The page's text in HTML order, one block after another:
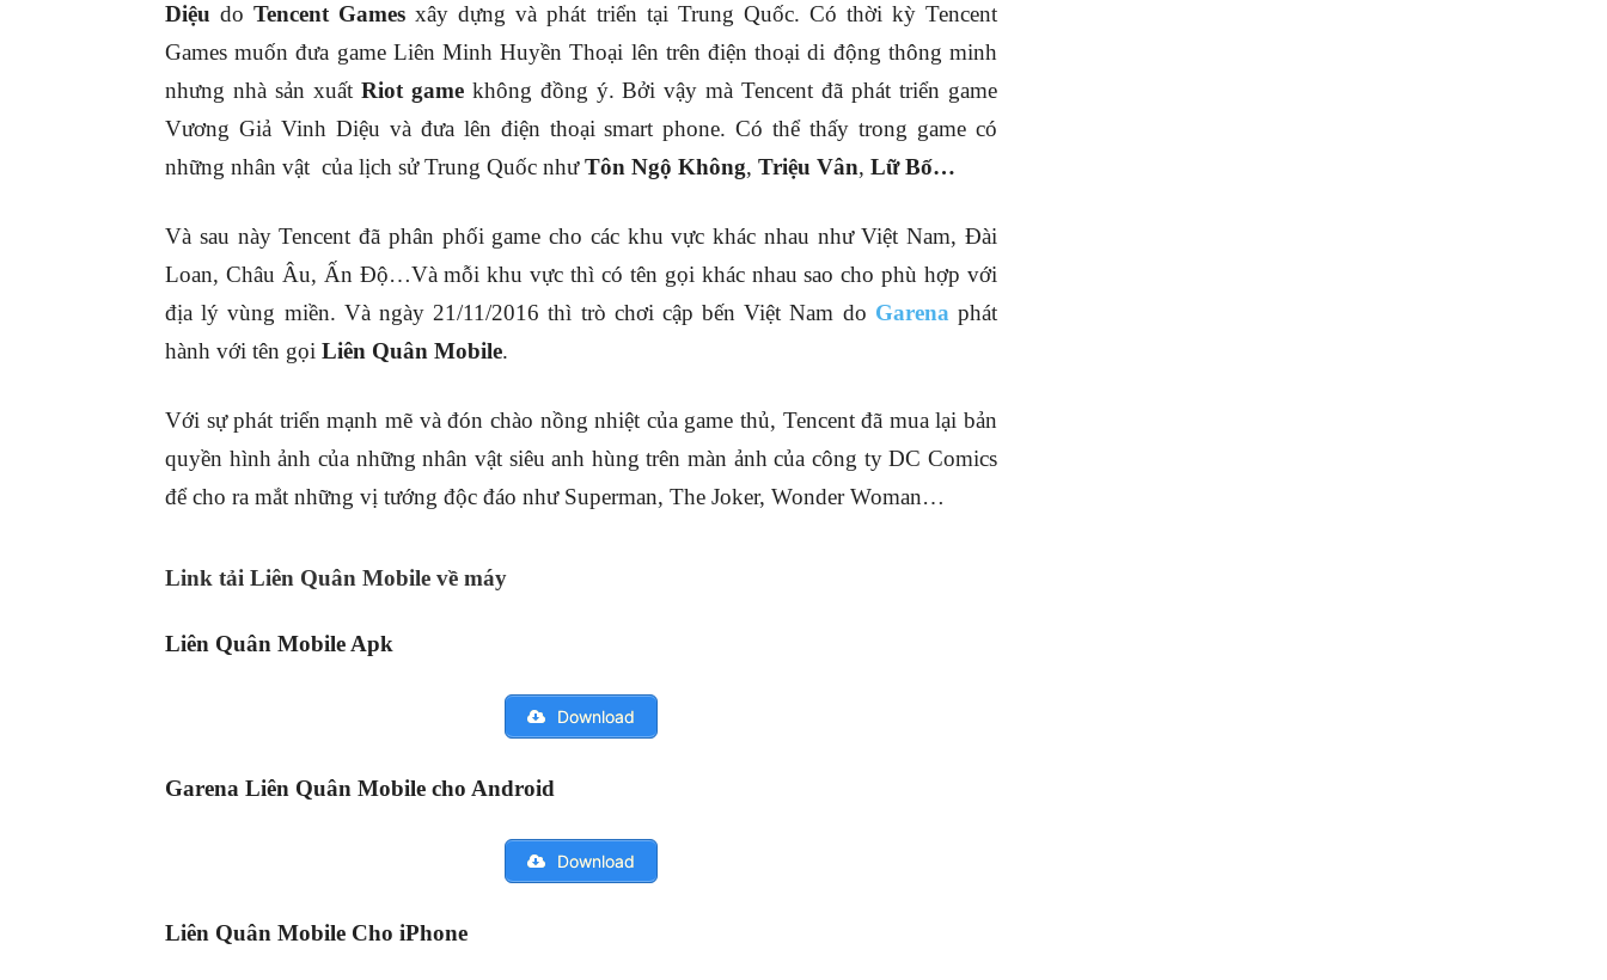
Diệu doTencent Games xây dựng và phát triển tại Trung Quốc. Có thời kỳ Tencent
Games muốn đưa game Liên Minh Huyền Thoại lên trên điện thoại di động thông minh
nhưng nhà sản xuất Riot gamekhông đồng ý. Bởi vậy mà Tencent đã phát triển game
Vương Giả Vinh Diệu và đưa lên điện thoại smart phone. Có thể thấy trong game có
những nhân vật của lịch sử Trung Quốc nhưTôn Ngộ Không, Triệu Vân, Lữ Bố…
Và sau này Tencent đã phân phối game cho các khu vực khác nhau như Việt Nam, Đài
Loan, Châu Âu, Ấn Độ…Và mỗi khu vực thì có tên gọi khác nhau sao cho phù hợp với
địa lý vùng miền. Và ngày 21/11/2016 thì trò chơi cập bến Việt Nam do Garena phát
hành với tên gọi Liên Quân Mobile.
Với sự phát triển mạnh mẽ và đón chào nồng nhiệt của game thủ, Tencent đã mua lại bản
quyền hình ảnh của những nhân vật siêu anh hùng trên màn ảnh của công ty DC Comics
để cho ra mắt những vị tướng độc đáo như Superman, The Joker, Wonder Woman…
Link tải Liên Quân Mobile về máy
Liên Quân Mobile Apk
Download
Garena Liên Quân Mobile cho Android
Download
Liên Quân Mobile Cho iPhone